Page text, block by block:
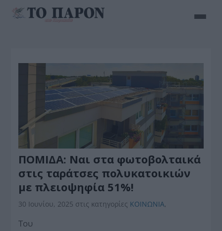
ΠΟΜΙΔΑ: Ναι στα φωτοβολταικά
στις ταράτσες πολυκατοικιών
με πλειοψηφία 51%!
30 Ιουνίου, 2025 στις κατηγορίες ΚΟΙΝΩΝΙΑ,
Του